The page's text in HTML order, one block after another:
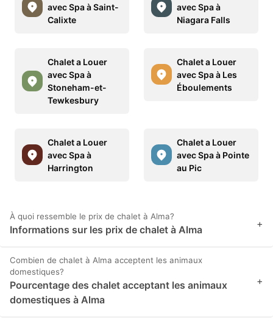
avec Spa à Saint-
Calixte
avec Spa à
Niagara Falls
Chalet a Louer
avec Spa à
Stoneham-et-
Tewkesbury
Chalet a Louer
avec Spa à Les
Éboulements
Chalet a Louer
avec Spa à
Harrington
Chalet a Louer
avec Spa à Pointe
au Pic
À quoi ressemble le prix de chalet à Alma?
Informations sur les prix de chalet à Alma +
Combien de chalet à Alma acceptent les animaux
domestiques?
Pourcentage des chalet acceptant les animaux
domestiques à Alma
+